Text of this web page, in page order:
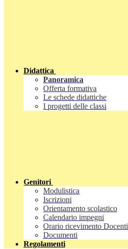
Didattica
Panoramica
Offerta formativa
Le schede didattiche
I progetti delle classi
Genitori
Modulistica
Iscrizioni
Orientamento scolastico
Calendario impegni
Orario ricevimento Docenti
Documenti
Regolamenti